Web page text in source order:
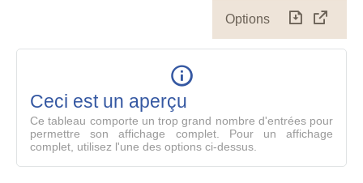
Options
le
Ceci est un aperçu
Ce tableau comporte un trop grand nombre d'entrées pour
permettre son affichage complet. Pour un affichage
complet, utilisez l'une des options ci-dessus.